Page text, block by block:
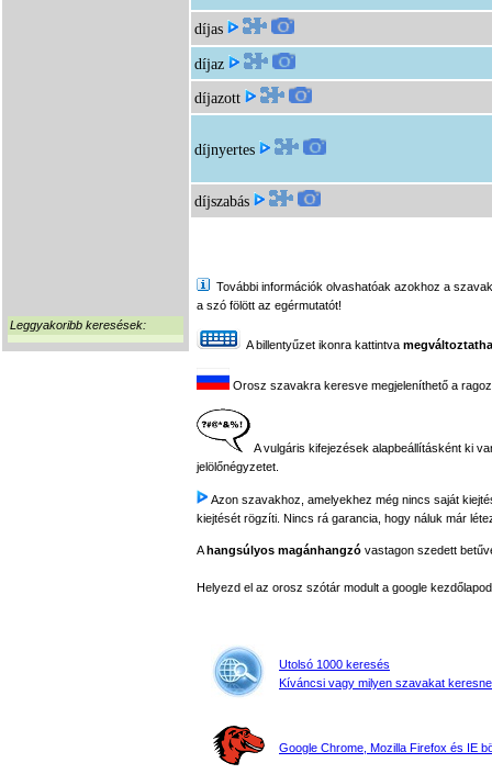
Leggyakoribb keresések:
díjas
díjaz
díjazott
díjnyertes
díjszabás
További információk olvashatóak azokhoz a
a szó fölött az egérmutatót!
A billentyűzet ikonra kattintva
Orosz szavakra keresve megjeleníthető a
A vulgáris kifejezések alapbeállításként ki
jelölőnégyzetet.
Azon szavakhoz, amelyekhez még nincs saját
kiejtését rögzíti. Nincs rá garancia, hogy náluk már
Ahangsúlyos magánhangzó vastagon szedett
Helyezd el az orosz szótár modult a google
Utolsó 1000 keresés
Kíváncsi vagy milyen szavakat
Google Chrome, Mozilla Firefox és IE